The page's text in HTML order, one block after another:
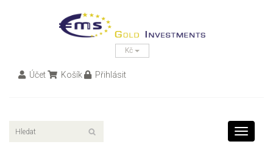
Kč
Účet Košík Přihlásit
Toggle